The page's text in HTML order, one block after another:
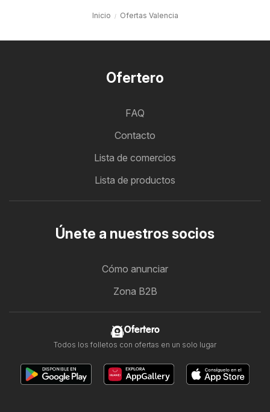
Inicio Ofertas Valencia
Ofertero
FAQ
Contacto
Lista de comercios
Lista de productos
Únete a nuestros socios
Cómo anunciar
Zona B2B
Ofertero
Todos los folletos con ofertas en un solo lugar